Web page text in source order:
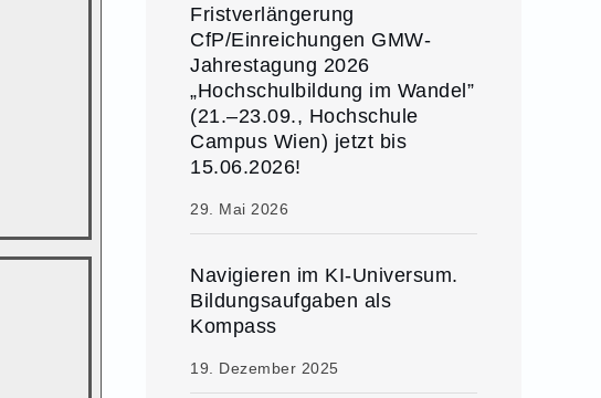
Fristverlängerung
CfP/Einreichungen GMW-
Jahrestagung 2026
„Hochschulbildung im Wandel”
(21.–23.09., Hochschule
Campus Wien) jetzt bis
15.06.2026!
29. Mai 2026
Navigieren im KI-Universum.
Bildungsaufgaben als
Kompass
19. Dezember 2025